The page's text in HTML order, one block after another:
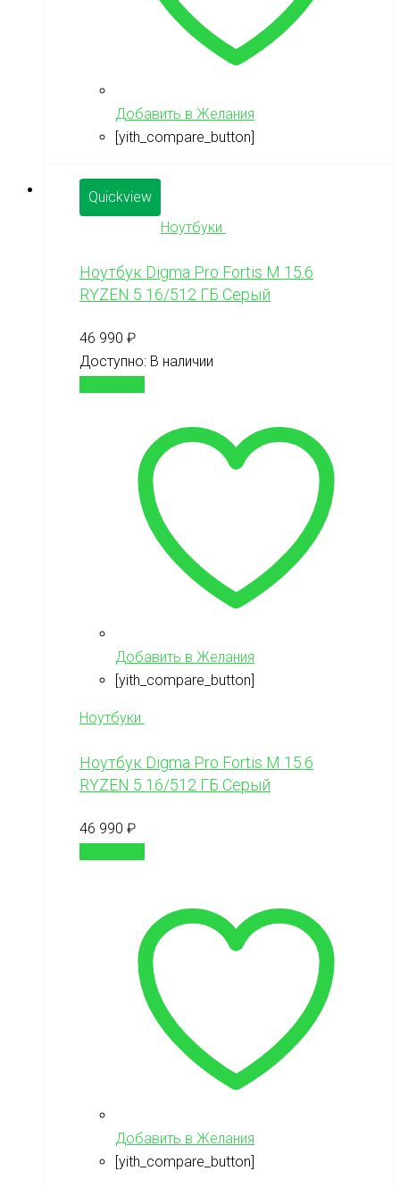
Добавить в Желания
[yith_compare_button]
Quickview
Ноутбуки
Ноутбук Digma Pro Fortis M 15.6
RYZEN 5 16/512 ГБ Серый
46 990 ₽
Доступно: В наличии
Добавить в Желания
[yith_compare_button]
Ноутбуки
Ноутбук Digma Pro Fortis M 15.6
RYZEN 5 16/512 ГБ Серый
46 990 ₽
Добавить в Желания
[yith_compare_button]